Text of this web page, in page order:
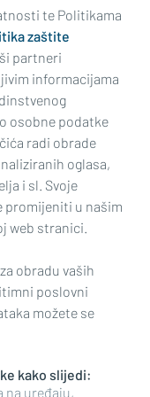
privatnosti
Suradnici
te Politikama
zaštite
partneri
informacijama
osobne podatke
radi obrade
oglasa,
i sl. Svoje
promijeniti u našim
web stranici.
obradu vaših
poslovni
možete se
kako slijedi:
na uređaju,